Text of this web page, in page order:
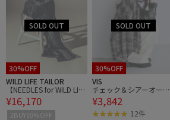
30%OFF
WILD LIFE TAILOR
【NEEDLES for WILD LIFE
TAILOR】Track Pants - P
oly Smooth
¥16,170
2BUY10%OFF
30%OFF
VIS
チェック＆シアーオーバ
ーシャツ
¥3,842
12件